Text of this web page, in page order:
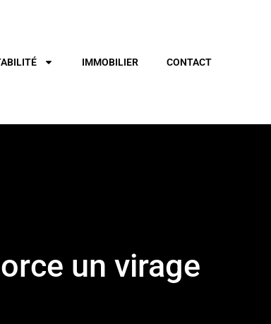
IMMOBILIER CONTACT
un virage